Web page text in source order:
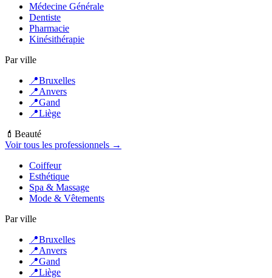
Médecine Générale
Dentiste
Pharmacie
Kinésithérapie
Par ville
📍Bruxelles
📍Anvers
📍Gand
📍Liège
💄 Beauté
Voir tous les professionnels →
Coiffeur
Esthétique
Spa & Massage
Mode & Vêtements
Par ville
📍Bruxelles
📍Anvers
📍Gand
📍Liège